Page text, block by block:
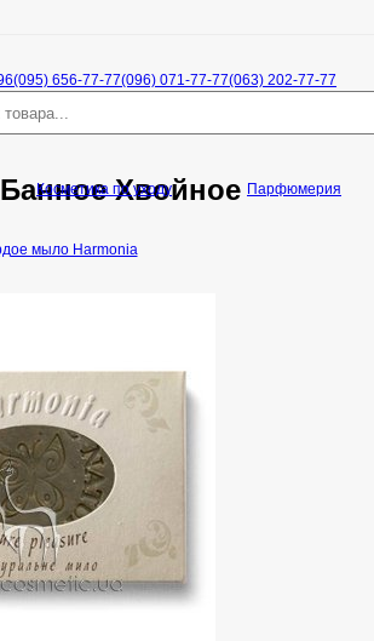
(095) 656-77-77(096) 071-77-77(063) 202-77-77
Хвойное
мыло Harmonia
Косметика по уходу Парфюмерия